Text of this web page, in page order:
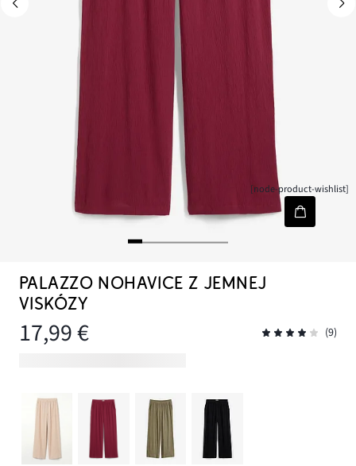
[node-product-wishlist]
PALAZZO NOHAVICE Z JEMNEJ
VISKÓZY
17,99 € (9)